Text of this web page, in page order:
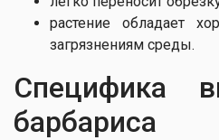
растение обладает
загрязнениям среды.
Специфика
барбариса